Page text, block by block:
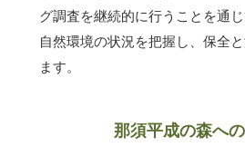
グ調査を継続的に行うことを通
自然環境の状況を把握し、保全
ます。
那須平成の森へ